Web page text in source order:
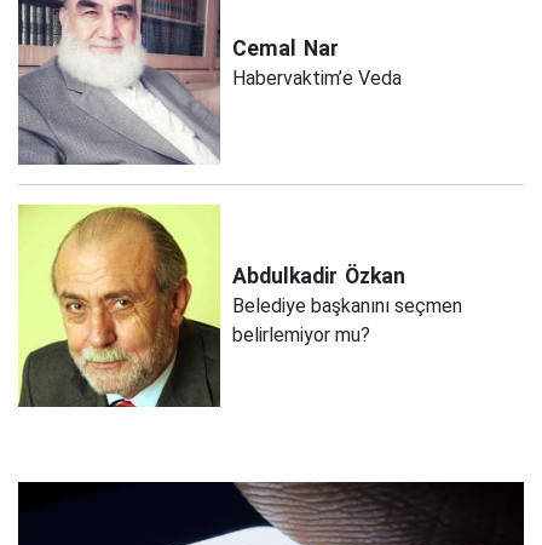
Cemal Nar
Habervaktim’e Veda
Abdulkadir Özkan
Belediye başkanını seçmen
belirlemiyor mu?